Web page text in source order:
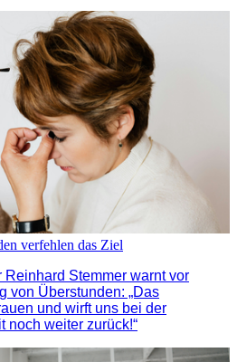
verfehlen das Ziel
Stemmer warnt vor
von Überstunden: „Das
und wirft uns bei der
noch weiter zurück!“